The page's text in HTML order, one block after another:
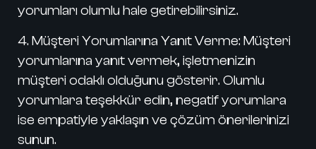
yorumları olumlu hale getirebilirsiniz.
4. Müşteri Yorumlarına Yanıt Verme: Müşteri
yorumlarına yanıt vermek, işletmenizin
müşteri odaklı olduğunu gösterir. Olumlu
yorumlara teşekkür edin, negatif yorumlara
ise empatiyle yaklaşın ve çözüm önerilerinizi
sunun.